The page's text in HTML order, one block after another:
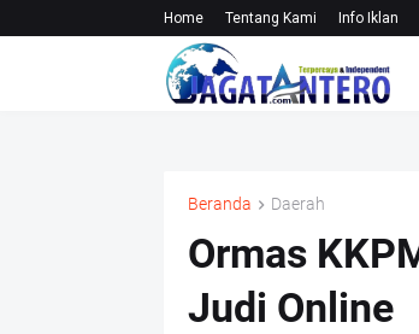
Home Tentang Kami Info Iklan
Beranda Daerah
Ormas
Judi Online